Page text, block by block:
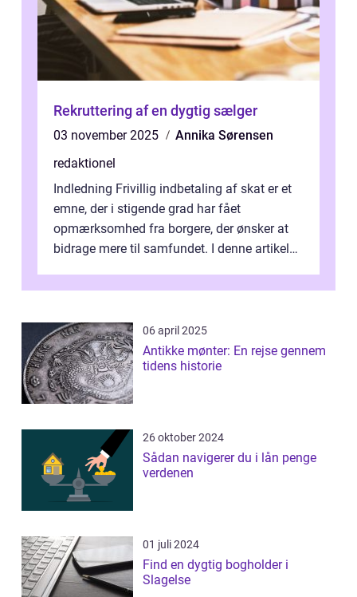
Rekruttering af en dygtig sælger
03 november 2025
Annika Sørensen
redaktionel
Indledning Frivillig indbetaling af skat er et
emne, der i stigende grad har fået
opmærksomhed fra borgere, der ønsker at
bidrage mere til samfundet. I denne artikel
06 april 2025
Antikke mønter: En rejse gennem
tidens historie
26 oktober 2024
Sådan navigerer du i lån penge
verdenen
01 juli 2024
Find en dygtig bogholder i
Slagelse